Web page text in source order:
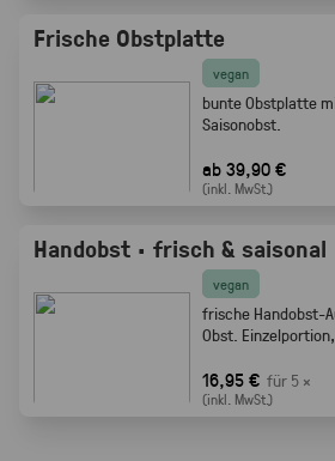
Frische Obstplatte
vegan
bunte Obstplatte
Saisonobst.
ab 39,90 €
(inkl. MwSt.)
Handobst · frisch & saisonal
vegan
frische Handobst-
Obst.
16,95 € für 5 ×
(inkl. MwSt.)